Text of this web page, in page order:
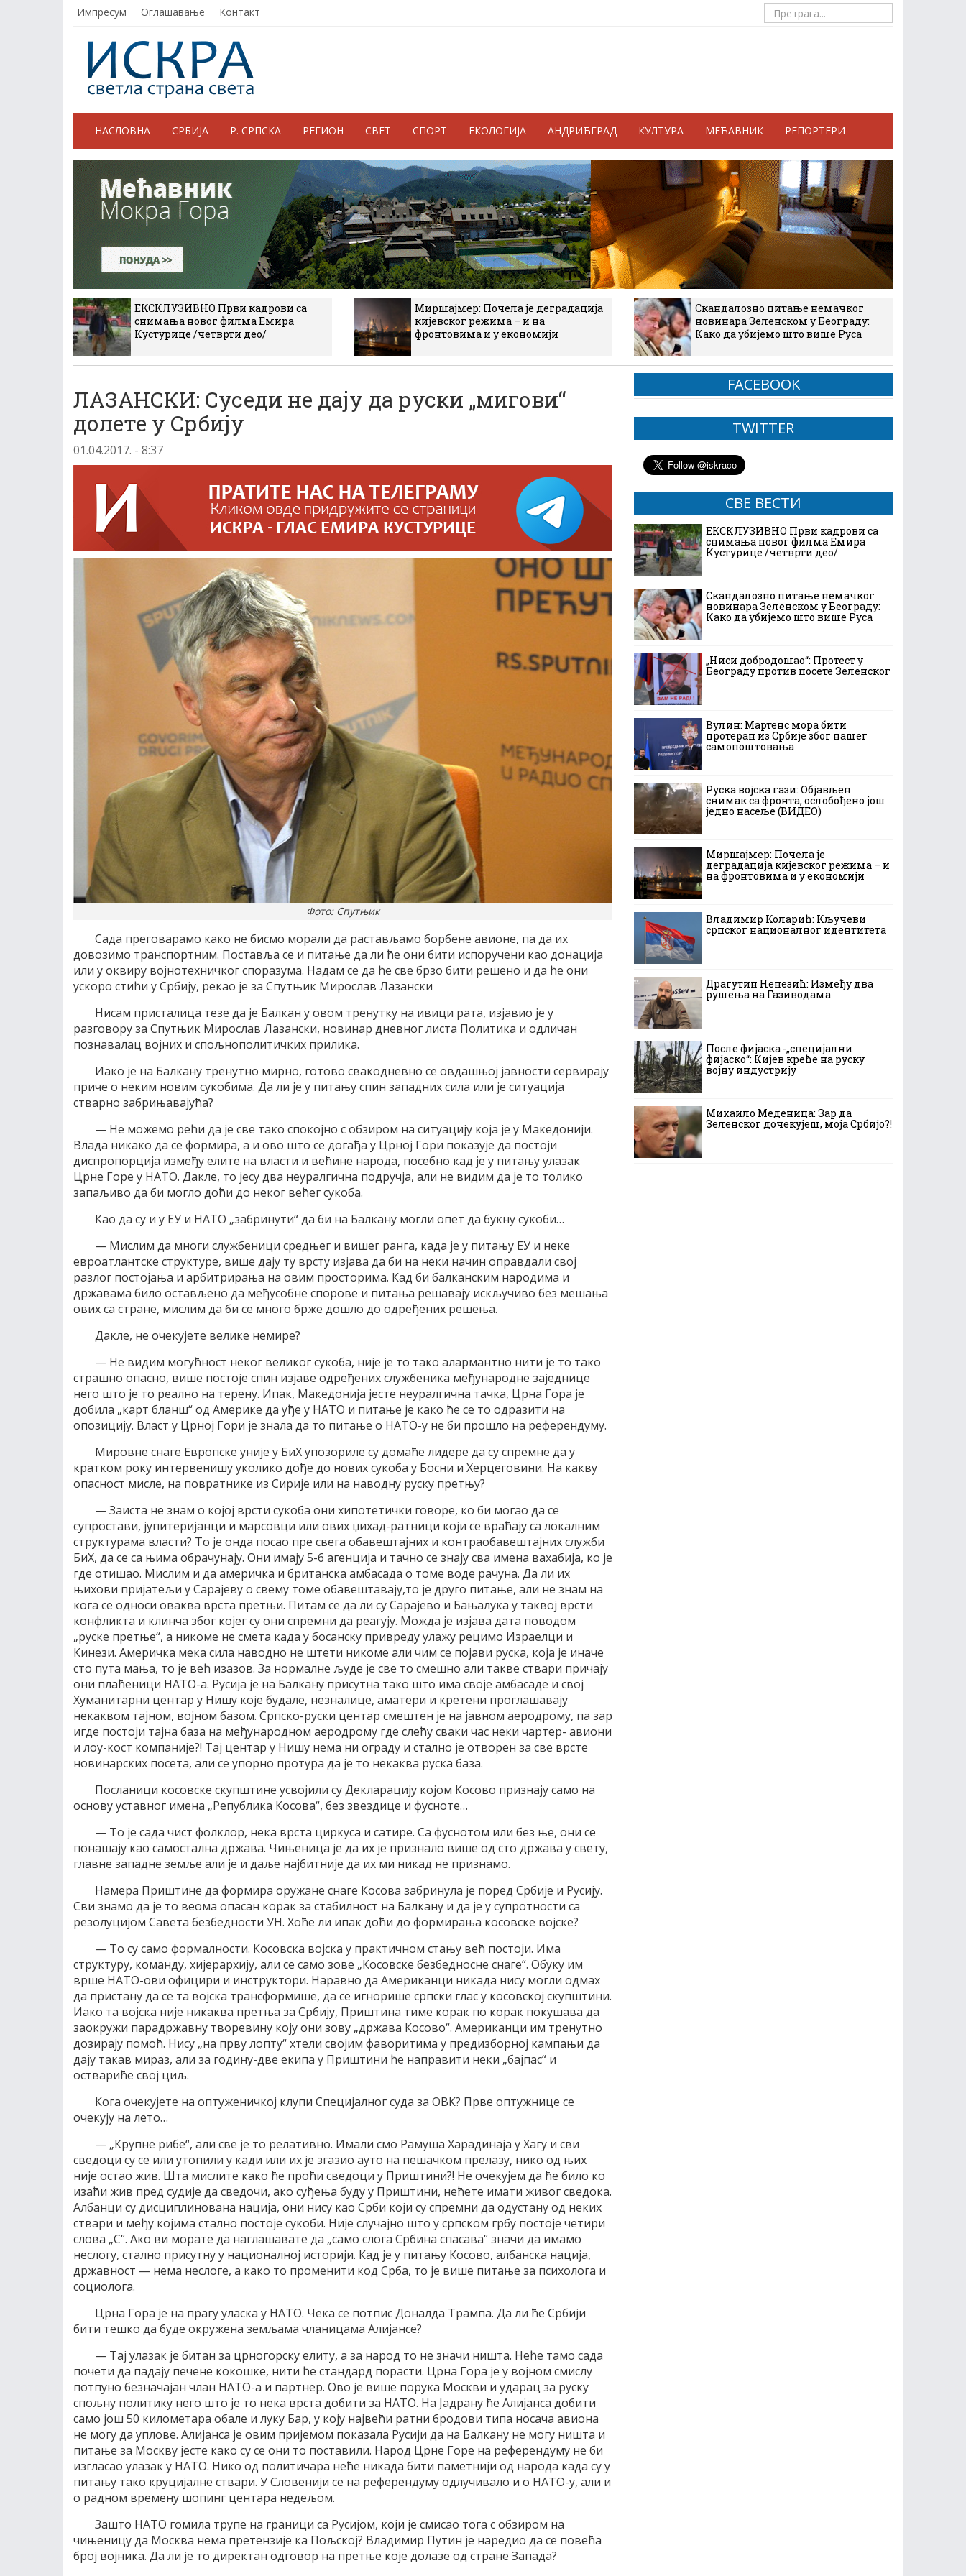
Импресум Оглашавање Контакт
НАСЛОВНА СРБИЈА Р. СРПСКА РЕГИОН СВЕТ СПОРТ ЕКОЛОГИЈА АНДРИЋГРАД КУЛТУРА МЕЋАВНИК РЕПОРТЕРИ
ЕКСКЛУЗИВНО Први кадрови са
снимања новог филма Емира
Кустурице /четврти део/
Миршајмер: Почела је деградација
кијевског режима – и на
фронтовима и у економији
Скандалозно питање немачког
новинара Зеленском у Београду:
Како да убијемо што више Руса
ЛАЗАНСКИ: Суседи не дају да руски „мигови“
долете у Србију
01.04.2017. - 8:37
Фото: Спутњик
Сада преговарамо како не бисмо морали да растављамо борбене авионе, па да их
довозимо транспортним. Поставља се и питање да ли ће они бити испоручени као донација
или у оквиру војнотехничког споразума. Надам се да ће све брзо бити решено и да ће они
ускоро стићи у Србију, рекао је за Спутњик Мирослав Лазански
Нисам присталица тезе да је Балкан у овом тренутку на ивици рата, изјавио је у
разговору за Спутњик Мирослав Лазански, новинар дневног листа Политика и одличан
познавалац војних и спољнополитичких прилика.
Иако је на Балкану тренутно мирно, готово свакодневно се овдашњој јавности сервирају
приче о неким новим сукобима. Да ли је у питању спин западних сила или је ситуација
стварно забрињавајућа?
— Не можемо рећи да је све тако спокојно с обзиром на ситуацију која је у Македонији.
Влада никако да се формира, а и ово што се догађа у Црној Гори показује да постоји
диспропорција између елите на власти и већине народа, посебно кад је у питању улазак
Црне Горе у НАТО. Дакле, то јесу два неуралгична подручја, али не видим да је то толико
запаљиво да би могло доћи до неког већег сукоба.
Као да су и у ЕУ и НАТО „забринути“ да би на Балкану могли опет да букну сукоби…
— Мислим да многи службеници средњег и вишег ранга, када је у питању ЕУ и неке
евроатлантске структуре, више дају ту врсту изјава да би на неки начин оправдали свој
разлог постојања и арбитрирања на овим просторима. Кад би балканским народима и
државама било остављено да међусобне спорове и питања решавају искључиво без мешања
ових са стране, мислим да би се много брже дошло до одређених решења.
Дакле, не очекујете велике немире?
— Не видим могућност неког великог сукоба, ниje је то тако алармантно нити је то тако
страшно опасно, више постоје спин изјаве одређених службеника међународне заједнице
него што је то реално на терену. Ипак, Македонија јесте неуралгична тачка, Црна Гора је
добила „карт бланш“ од Америке да уђе у НАТО и питање је како ће се то одразити на
опозицију. Власт у Црној Гори је знала да то питање о НАТО-у не би прошло на референдуму.
Мировне снаге Европске уније у БиХ упозориле су домаће лидере да су спремне да у
кратком року интервенишу уколико дође до нових сукоба у Босни и Херцеговини. На какву
опасност мисле, на повратнике из Сирије или на наводну руску претњу?
— Заиста не знам о којој врсти сукоба они хипотетички говоре, ко би могао да се
супростави, јупитеријанци и марсовци или ових џихад-ратници који се враћају са локалним
структурама власти? То је онда посао пре свега обавештајних и контраобавештајних служби
БиХ, да се са њима обрачунају. Они имају 5-6 агенција и тачно се знају сва имена вахабија, ко је
где отишао. Мислим и да америчка и британска амбасада о томе воде рачуна. Да ли их
њихови пријатељи у Сарајеву о свему томе обавештавају,то је друго питање, али не знам на
кога се односи оваква врста претњи. Питам се да ли су Сарајево и Бањалука у таквој врсти
конфликта и клинча због којег су они спремни да реагују. Можда је изјава дата поводом
„руске претње“, а никоме не смета када у босанску привреду улажу рецимо Израелци и
Кинези. Америчка мека сила наводно не штети никоме али чим се појави руска, која је иначе
сто пута мања, то је већ изазов. За нормалне људе је све то смешно али такве ствари причају
они плаћеници НАТО-а. Русија је на Балкану присутна тако што има своје амбасаде и свој
Хуманитарни центар у Нишу које будале, незналице, аматери и кретени проглашавају
некаквом тајном, војном базом. Српско-руски центар смештен је на јавном аеродрому, па зар
игде постоји тајна база на међународном аеродрому где слећу сваки час неки чартер- авиони
и лоу-кост компаније?! Тај центар у Нишу нема ни ограду и стално је отворен за све врсте
новинарских посета, али се упорно протура да је то некаква руска база.
Посланици косовске скупштине усвојили су Декларацију којом Косово признају само на
основу уставног имена „Република Косова“, без звездице и фусноте…
— То је сада чист фолклор, нека врста циркуса и сатире. Са фуснотом или без ње, они се
понашају као самостална држава. Чињеница је да их је признало више од сто држава у свету,
главне западне земље али је и даље најбитније да их ми никад не признамо.
Намера Приштине да формира оружане снаге Косова забринула је поред Србије и Русију.
Сви знамо да је то веома опасан корак за стабилност на Балкану и да је у супротности са
резолуцијом Савета безбедности УН. Хоће ли ипак доћи до формирања косовске војске?
— То су само формалности. Косовска војска у практичном стању већ постоји. Има
структуру, команду, хијерархију, али се само зове „Косовске безбедносне снаге“. Обуку им
врше НАТО-ови официри и инструктори. Наравно да Американци никада нису могли одмах
да пристану да се та војска трансформише, да се игнорише српски глас у косовској скупштини.
Иако та војска није никаква претња за Србију, Приштина тиме корак по корак покушава да
заокружи парадржавну творевину коју они зову „држава Косово“. Американци им тренутно
дозирају помоћ. Нису „на прву лопту“ хтели својим фаворитима у предизборној кампањи да
дају такав мираз, али за годину-две екипа у Приштини ће направити неки „бајпас“ и
оствариће свој циљ.
Кога очекујете на оптуженичкој клупи Специјалног суда за ОВК? Прве оптужнице се
очекују на лето…
— „Крупне рибе“, али све је то релативно. Имали смо Рамуша Харадинаја у Хагу и сви
сведоци су се или утопили у кади или их је згазио ауто на пешачком прелазу, нико од њих
није остао жив. Шта мислите како ће проћи сведоци у Приштини?! Не очекујем да ће било ко
изаћи жив пред судије да сведочи, ако суђења буду у Приштини, нећете имати живог сведока.
Албанци су дисциплинована нација, они нису као Срби који су спремни да одустану од неких
ствари и међу којима стално постоје сукоби. Није случајно што у српском грбу постоје четири
слова „С“. Ако ви морате да наглашавате да „само слога Србина спасава“ значи да имамо
неслогу, стално присутну у националној историји. Кад је у питању Косово, албанска нација,
државност — нема неслоге, а како то променити код Срба, то је више питање за психолога и
социолога.
Црна Гора је на прагу уласка у НАТО. Чека се потпис Доналда Трампа. Да ли ће Србији
бити тешко да буде окружена земљама чланицама Алијансе?
— Тај улазак је битан за црногорску елиту, а за народ то не значи ништа. Неће тамо сада
почети да падају печене кокошке, нити ће стандард порасти. Црна Гора је у војном смислу
потпуно безначајан члан НАТО-а и партнер. Ово је више порука Москви и ударац за руску
спољну политику него што је то нека врста добити за НАТО. На Јадрану ће Алијанса добити
само још 50 километара обале и луку Бар, у коју највећи ратни бродови типа носача авиона
не могу да уплове. Алијанса је овим пријемом показала Русији да на Балкану не могу ништа и
питање за Москву јесте како су се они то поставили. Народ Црне Горе на референдуму не би
изгласао улазак у НАТО. Нико од политичара неће никада бити паметнији од народа када су у
питању тако круцијалне ствари. У Словенији се на референдуму одлучивало и о НАТО-у, али и
о радном времену шопинг центара недељом.
Зашто НАТО гомила трупе на граници са Русијом, који је смисао тога с обзиром на
чињеницу да Москва нема претензије ка Пољској? Владимир Путин је наредио да се повећа
број војника. Да ли је то директан одговор на претње које долазе од стране Запада?
FACEBOOK
TWITTER
СВЕ ВЕСТИ
ЕКСКЛУЗИВНО Први кадрови са
снимања новог филма Емира
Кустурице /четврти део/
Скандалозно питање немачког
новинара Зеленском у Београду:
Како да убијемо што више Руса
„Ниси добродошао“: Протест у
Београду против посете Зеленског
Вулин: Мартенс мора бити
протеран из Србије због нашег
самопоштовања
Руска војска гази: Објављен
снимак са фронта, ослобођено још
једно насеље (ВИДЕО)
Миршајмер: Почела је
деградација кијевског режима – и
на фронтовима и у економији
Владимир Коларић: Кључеви
српског националног идентитета
Драгутин Ненезић: Између два
рушења на Газиводама
После фијаска -„специјални
фијаско“: Кијев креће на руску
војну индустрију
Михаило Меденица: Зар да
Зеленског дочекујеш, моја Србијо?!